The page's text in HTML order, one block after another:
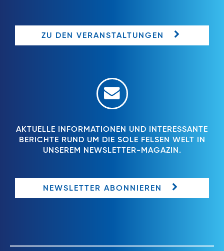
ZU DEN VERANSTALTUNGEN
AKTUELLE INFORMATIONEN UND INTERESSANTE
BERICHTE RUND UM DIE SOLE FELSEN WELT IN
UNSEREM NEWSLETTER-MAGAZIN.
NEWSLETTER ABONNIEREN